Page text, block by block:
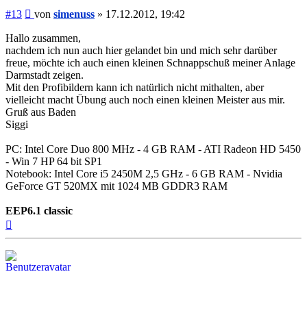
#13 Beitrag
von simenuss » 17.12.2012, 19:42
Hallo zusammen,
nachdem ich nun auch hier gelandet bin und mich sehr darüber
freue, möchte ich auch einen kleinen Schnappschuß meiner Anlage
Darmstadt zeigen.
Mit den Profibildern kann ich natürlich nicht mithalten, aber
vielleicht macht Übung auch noch einen kleinen Meister aus mir.
Gruß aus Baden
Siggi
PC: Intel Core Duo 800 MHz - 4 GB RAM - ATI Radeon HD 5450
- Win 7 HP 64 bit SP1
Notebook: Intel Core i5 2450M 2,5 GHz - 6 GB RAM - Nvidia
GeForce GT 520MX mit 1024 MB GDDR3 RAM
EEP6.1 classic